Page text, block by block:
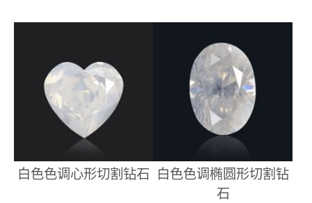
白色色调心形切割钻石 白色色调椭圆形切割钻
石